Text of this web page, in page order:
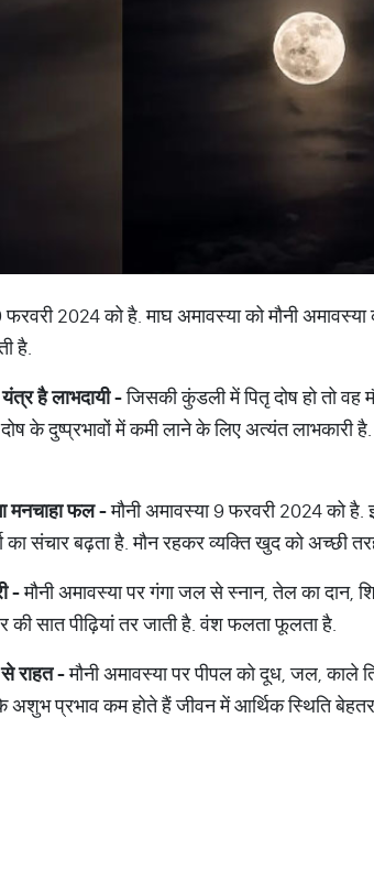
फरवरी 2024 को है. माघ अमावस्या को मौनी
है.
यंत्रहैलाभदायी-जिसकी कुंडली में पितृ दोष हो तो वह
के दुष्प्रभावों में कमी लाने के लिए अत्यंत लाभकारी
मनचाहाफल-मौनी अमावस्या 9 फरवरी 2024 को है.
का संचार बढ़ता है. मौन रहकर व्यक्ति खुद को अच्छी
-मौनी अमावस्या पर गंगा जल से स्नान, तेल का दान,
की सात पीढ़ियां तर जाती है. वंश फलता फूलता है.
सेराहत-मौनी अमावस्या पर पीपल को दूध, जल, काले
प्रभाव कम होते हैं जीवन में आर्थिक स्थिति बेहतर